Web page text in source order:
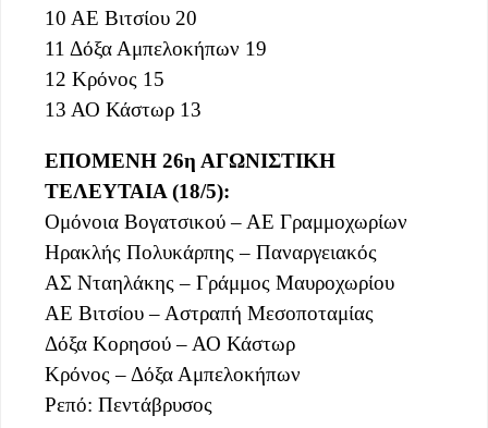
10 ΑΕ Βιτσίου 20
11 Δόξα Αμπελοκήπων 19
12 Κρόνος 15
13 ΑΟ Κάστωρ 13
ΕΠΟΜΕΝΗ 26η ΑΓΩΝΙΣΤΙΚΗ
ΤΕΛΕΥΤΑΙΑ (18/5):
Ομόνοια Βογατσικού – ΑΕ Γραμμοχωρίων
Ηρακλής Πολυκάρπης – Παναργειακός
ΑΣ Νταηλάκης – Γράμμος Μαυροχωρίου
ΑΕ Βιτσίου – Αστραπή Μεσοποταμίας
Δόξα Κορησού – ΑΟ Κάστωρ
Κρόνος – Δόξα Αμπελοκήπων
Ρεπό: Πεντάβρυσος